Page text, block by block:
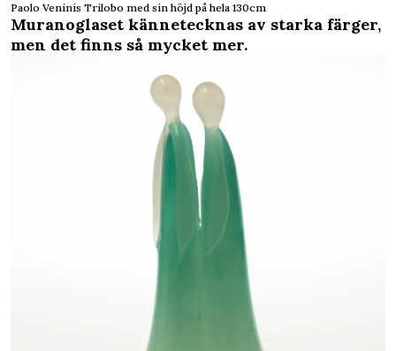
Paolo Veninis Trilobo med sin höjd på hela 130cm
Muranoglaset kännetecknas av starka färger,
men det finns så mycket mer.